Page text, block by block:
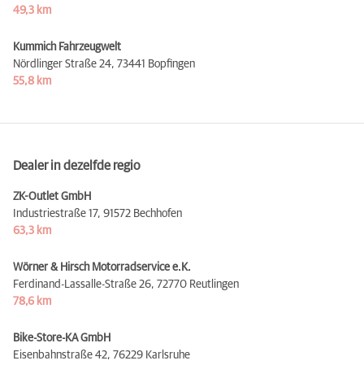
49,3 km
Kummich Fahrzeugwelt
Nördlinger Straße 24, 73441 Bopfingen
55,8 km
Dealer in dezelfde regio
ZK-Outlet GmbH
Industriestraße 17, 91572 Bechhofen
63,3 km
Wörner & Hirsch Motorradservice e.K.
Ferdinand-Lassalle-Straße 26, 72770 Reutlingen
78,6 km
Bike-Store-KA GmbH
Eisenbahnstraße 42, 76229 Karlsruhe